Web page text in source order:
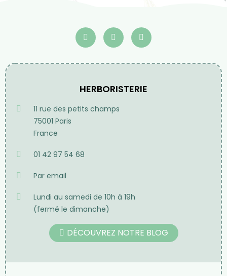
HERBORISTERIE
11 rue des petits champs
75001 Paris
France
01 42 97 54 68
Par email
Lundi au samedi de 10h à 19h
(fermé le dimanche)
DÉCOUVREZ NOTRE BLOG